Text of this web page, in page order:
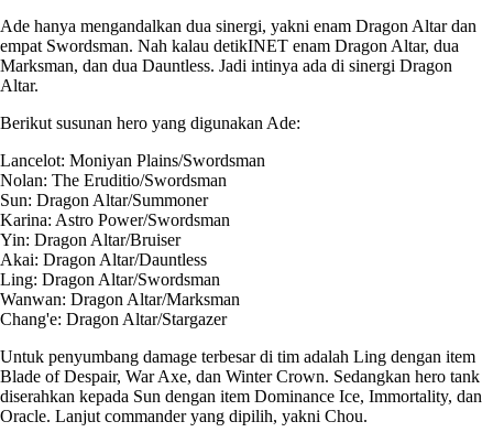
Ade hanya mengandalkan dua sinergi, yakni enam Dragon Altar dan
empat Swordsman. Nah kalau detikINET enam Dragon Altar, dua
Marksman, dan dua Dauntless. Jadi intinya ada di sinergi Dragon
Altar.
Berikut susunan hero yang digunakan Ade:
Lancelot: Moniyan Plains/Swordsman
Nolan: The Eruditio/Swordsman
Sun: Dragon Altar/Summoner
Karina: Astro Power/Swordsman
Yin: Dragon Altar/Bruiser
Akai: Dragon Altar/Dauntless
Ling: Dragon Altar/Swordsman
Wanwan: Dragon Altar/Marksman
Chang'e: Dragon Altar/Stargazer
Untuk penyumbang damage terbesar di tim adalah Ling dengan item
Blade of Despair, War Axe, dan Winter Crown. Sedangkan hero tank
diserahkan kepada Sun dengan item Dominance Ice, Immortality, dan
Oracle. Lanjut commander yang dipilih, yakni Chou.